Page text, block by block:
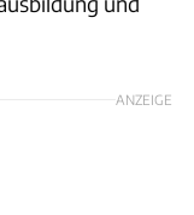
ANZEIGE